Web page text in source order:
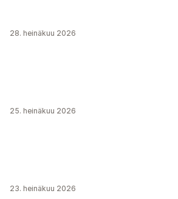
28. heinäkuu 2026
25. heinäkuu 2026
23. heinäkuu 2026